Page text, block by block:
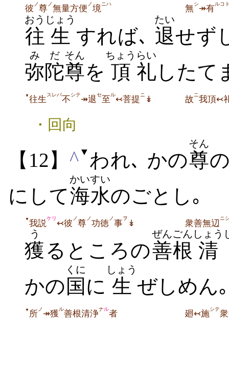
彼 ノ尊 ノ無量方便 ノ境ニハ 無シ↠有ルコ
往
おう
生
じょう
すれば､ 退
たい
せず
弥陀
みだ
尊
そん
を 頂
ちょう
礼
らい
したて
▼往生 スレバ不シテ↠退セ至ル↢菩提 ニ ↡ 故 ニ我頂↢
・回向
【12】 ^ ▼ われ､ かの尊
そん
にして海水
かいすい
のごとし｡
▼我説ケリ↢彼 ノ尊ノ功徳ノ事ヲ ↡ 衆善無辺 ニ
獲
う
るところの善根
ぜんごん
清
しょう
かの国
くに
に 生
しょう
ぜしめん｡
▼ 所 ノ ↠獲ル善根清浄ナル者 廻↢施シテ